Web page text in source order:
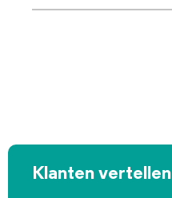
Klanten vertellen